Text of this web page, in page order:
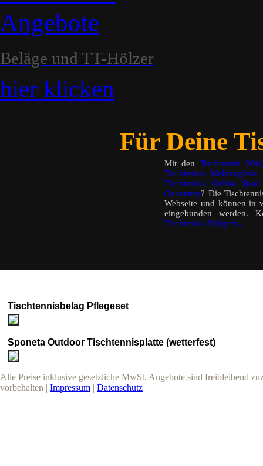
Angebote
Beläge und TT-Hölzer
hier klicken
Für Deine
Mit den Tischtennis
Tischtennis Weltrangliste
Tischtennis Online Spiel
Generator? Die
Webseite und können in
eingebunden werden.
Tischtennis Widgets...
Tischtennisbelag Pflegeset
Sponeta Outdoor Tischtennisplatte (wetterfest)
Alle Preise inklusive gesetzliche MwSt. Angebote sind freibleibend
vorbehalten | Impressum | Datenschutz